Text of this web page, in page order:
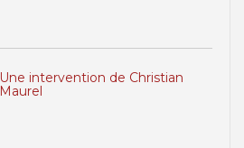
Une intervention de Christian
Maurel